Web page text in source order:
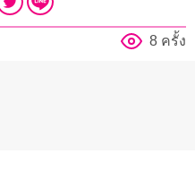
8 ครั้ง